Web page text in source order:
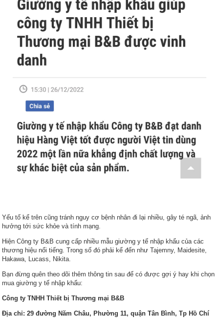
Yếu tố kể trên cũng tránh nguy cơ bệnh nhân đi lại nhiều, gây té ngã, ảnh
hưởng tới sức khỏe và tính mạng.
Hiện Công ty B&B cung cấp nhiều mẫu giường y tế nhập khẩu của các
thương hiệu nổi tiếng. Trong số đó phải kể đến như Tajemny, Maidesite,
Hakawa, Lucass, Nikita.
Bạn đừng quên theo dõi thêm thông tin sau để có được gợi ý hay khi chọn
mua giường y tế nhập khẩu:
Công ty TNHH Thiết bị Thương mại B&B
Địa chỉ: 29 đường Năm Châu, Phường 11, quận Tân Bình, Tp Hồ Chí